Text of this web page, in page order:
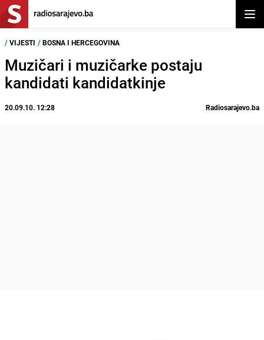
/ VIJESTI / BOSNA I HERCEGOVINA
Muzičari i muzičarke postaju
kandidati kandidatkinje
20.09.10. 12:28 Radiosarajevo.ba